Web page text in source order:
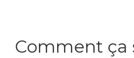
Comment ça